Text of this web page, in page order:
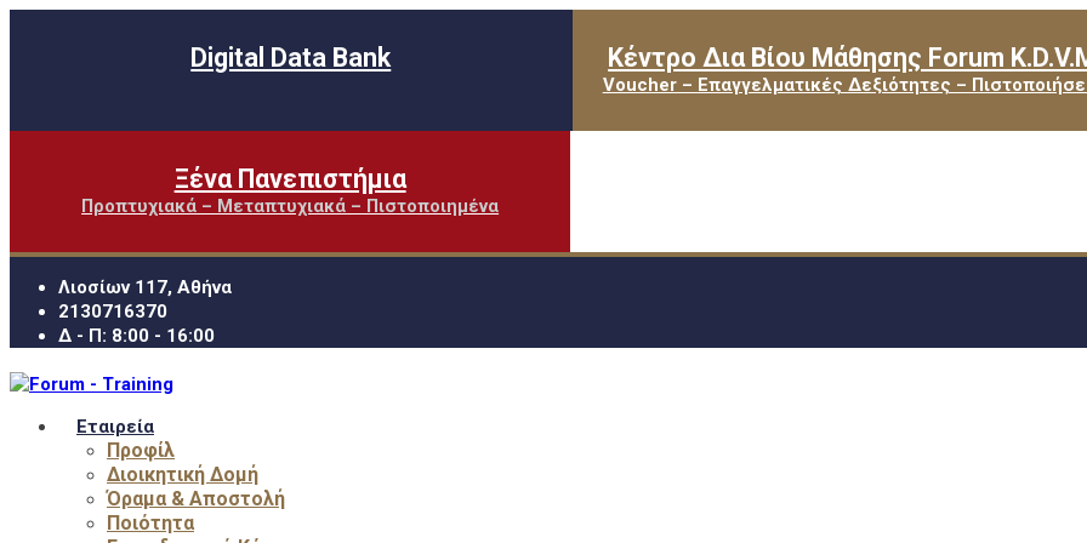
Digital Data Bank Κέντρο Δια Βίου Μάθησης Forum
Voucher – Επαγγελματικές Δεξιότητες –
Ξένα Πανεπιστήμια
Προπτυχιακά – Μεταπτυχιακά – Πιστοποιημένα
Λιοσίων 117, Αθήνα
2130716370
Δ - Π: 8:00 - 16:00
Εταιρεία
Προφίλ
Διοικητική Δομή
Όραμα & Αποστολή
Ποιότητα